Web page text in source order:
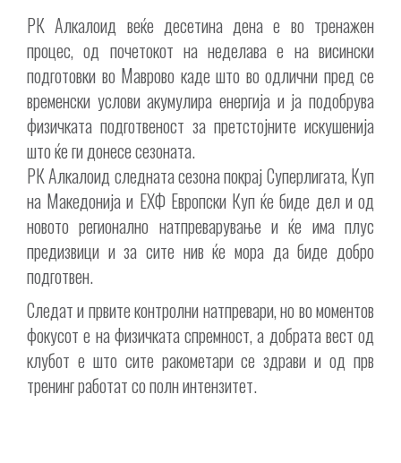
РК Алкалоид веќе десетина дена е во тренажен
процес, од почетокот на неделава е на висински
подготовки во Маврово каде што во одлични пред сe
временски услови акумулира енергија и ја подобрува
физичката подготвеност за претстојните искушенија
што ќе ги донесе сезоната.
РК Алкалоид следната сезона покрај Суперлигата, Куп
на Македонија и ЕХФ Европски Куп ќе биде дел и од
новото регионално натпреварување и ќе има плус
предизвици и за сите нив ќе мора да биде добро
подготвен.
Следат и првите контролни натпревари, но во моментов
фокусот е на физичката спремност, а добрата вест од
клубот е што сите ракометари се здрави и од прв
тренинг работат со полн интензитет.